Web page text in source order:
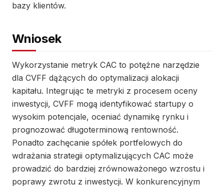
bazy klientów.
Wniosek
Wykorzystanie metryk CAC to potężne narzędzie
dla CVFF dążących do optymalizacji alokacji
kapitału. Integrując te metryki z procesem oceny
inwestycji, CVFF mogą identyfikować startupy o
wysokim potencjale, oceniać dynamikę rynku i
prognozować długoterminową rentowność.
Ponadto zachęcanie spółek portfelowych do
wdrażania strategii optymalizujących CAC może
prowadzić do bardziej zrównoważonego wzrostu i
poprawy zwrotu z inwestycji. W konkurencyjnym